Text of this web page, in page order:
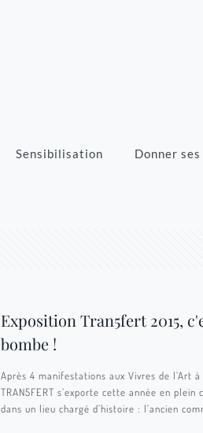
Sensibilisation Donner
Exposition Tran5fert 2015,
bombe !
Après 4 manifestations aux Vivres de l’Art à
TRAN5FERT s’exporte cette année en plein
dans un lieu chargé d’histoire : l’ancien